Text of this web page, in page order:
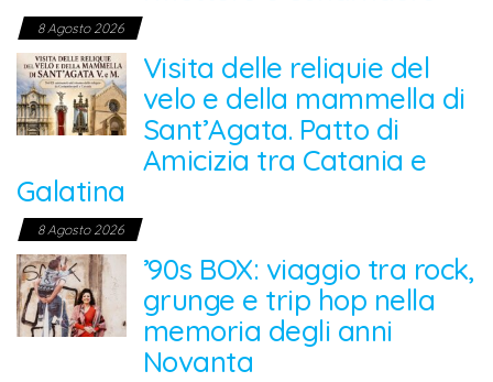
8 Agosto 2026
Visita delle reliquie del
velo e della mammella di
Sant’Agata. Patto di
Amicizia tra Catania e
Galatina
8 Agosto 2026
’90s BOX: viaggio tra rock,
grunge e trip hop nella
memoria degli anni
Novanta